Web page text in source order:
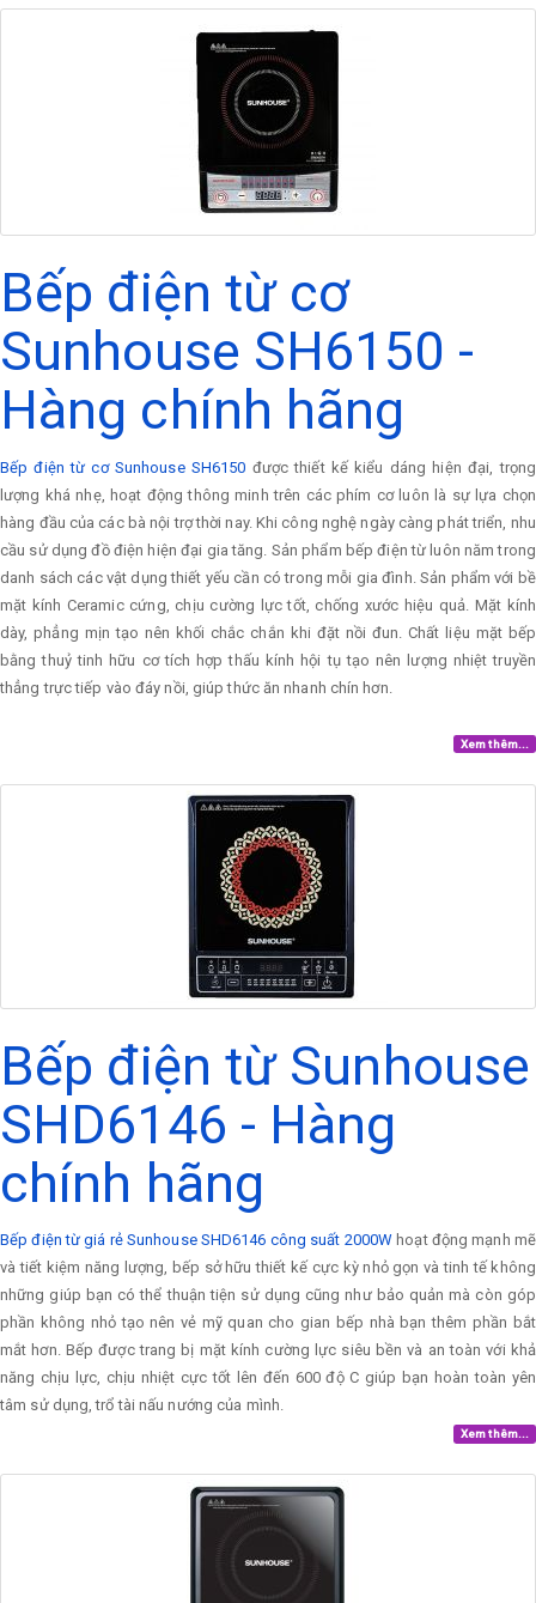
Bếp điện từ cơ
Sunhouse SH6150 -
Hàng chính hãng
Bếp điện từ cơ Sunhouse SH6150 được thiết kế kiểu dáng hiện đại, trọng
lượng khá nhẹ, hoạt động thông minh trên các phím cơ luôn là sự lựa chọn
hàng đầu của các bà nội trợ thời nay. Khi công nghệ ngày càng phát triển, nhu
cầu sử dụng đồ điện hiện đại gia tăng. Sản phẩm bếp điện từ luôn năm trong
danh sách các vật dụng thiết yếu cần có trong mỗi gia đình. Sản phẩm với bề
mặt kính Ceramic cứng, chịu cường lực tốt, chống xước hiệu quả. Mặt kính
dày, phẳng mịn tạo nên khối chắc chắn khi đặt nồi đun. Chất liệu mặt bếp
bằng thuỷ tinh hữu cơ tích hợp thấu kính hội tụ tạo nên lượng nhiệt truyền
thẳng trực tiếp vào đáy nồi, giúp thức ăn nhanh chín hơn.
Xem thêm...
Bếp điện từ Sunhouse
SHD6146 - Hàng
chính hãng
Bếp điện từ giá rẻ Sunhouse SHD6146 công suất 2000W hoạt động mạnh mẽ
và tiết kiệm năng lượng, bếp sở hữu thiết kế cực kỳ nhỏ gọn và tinh tế không
những giúp bạn có thể thuận tiện sử dụng cũng như bảo quản mà còn góp
phần không nhỏ tạo nên vẻ mỹ quan cho gian bếp nhà bạn thêm phần bắt
mắt hơn. Bếp được trang bị mặt kính cường lực siêu bền và an toàn với khả
năng chịu lực, chịu nhiệt cực tốt lên đến 600 độ C giúp bạn hoàn toàn yên
tâm sử dụng, trổ tài nấu nướng của mình.
Xem thêm...